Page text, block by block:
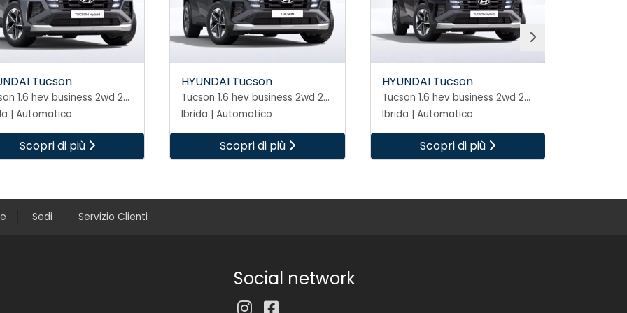
Tucson
Tucson 1.6 hev business 2wd 239cv auto
| Automatico
Scopri di più
HYUNDAI Tucson
Tucson 1.6 hev business 2wd 239cv auto
Ibrida | Automatico
Scopri di più
HYUNDAI Tucson
Tucson 1.6 hev business 2wd 239cv auto
Ibrida | Automatico
Scopri di più
Sedi Servizio Clienti
Social network